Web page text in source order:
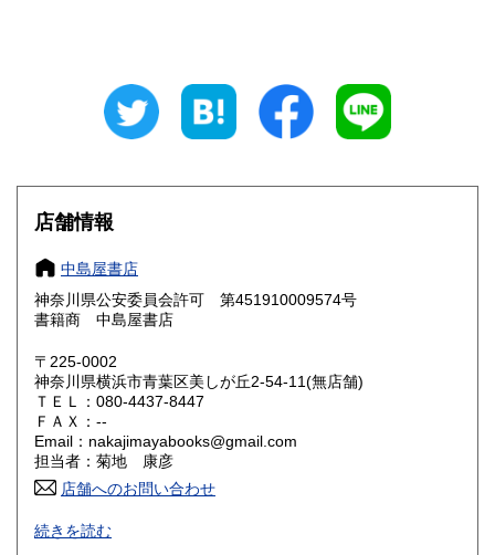
180円 三重県
大阪府
奈良県
鳥取県 180円 島根県
岡山県
山口県 180円
香川県 180円 愛媛県
高知県 180円
佐賀県
店舗情報
中島屋書店
神奈川県公安委員会許可 第451910009574号
書籍商 中島屋書店
〒225-0002
神奈川県横浜市青葉区美しが丘2-54-11(無店舗)
ＴＥＬ：080-4437-8447
ＦＡＸ：--
Email：nakajimayabooks@gmail.com
担当者：菊地 康彦
店舗へのお問い合わせ
適格請求書発行事業者登録番号 ： T4810553294531
続きを読む